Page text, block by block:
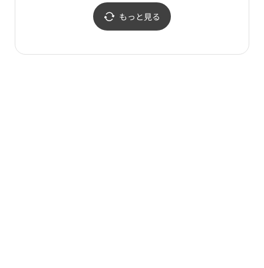
もっと見る